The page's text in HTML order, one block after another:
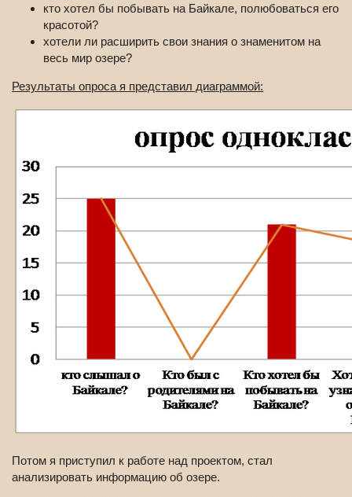
кто хотел бы побывать на Байкале, полюбоваться его
красотой?
хотели ли расширить свои знания о знаменитом на
весь мир озере?
Результаты опроса я представил диаграммой:
Потом я приступил к работе над проектом, стал
анализировать информацию об озере.